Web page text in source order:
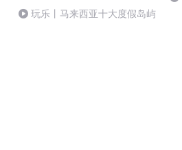
玩乐丨马来西亚十大度假岛屿